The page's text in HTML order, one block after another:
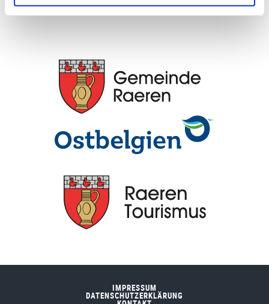
IMPRESSUM
DATENSCHUTZERKLÄRUNG